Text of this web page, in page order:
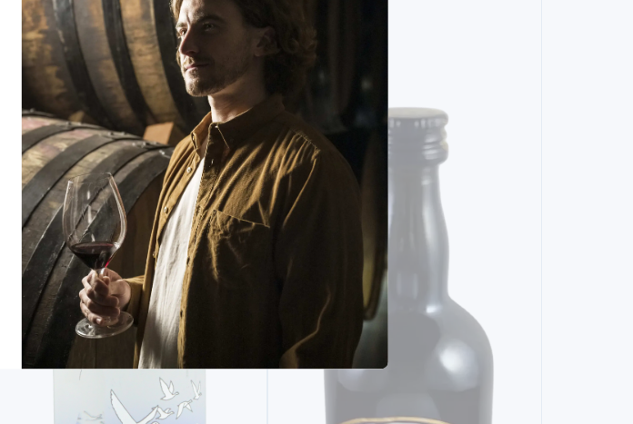
BEBIDAS MINI
FONSECA CONJUNTO 5 MINIATURAS